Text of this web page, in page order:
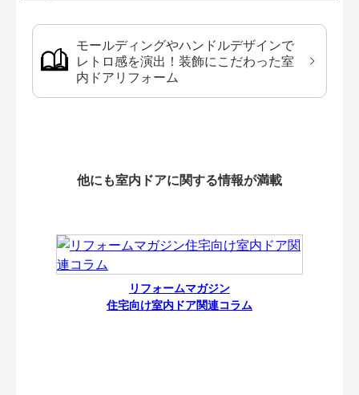
モールディングやハンドルデザインで
レトロ感を演出！装飾にこだわった室
内ドアリフォーム
他にも室内ドアに関する情報が満載
リフォームマガジン
住宅向け室内ドア関連コラム